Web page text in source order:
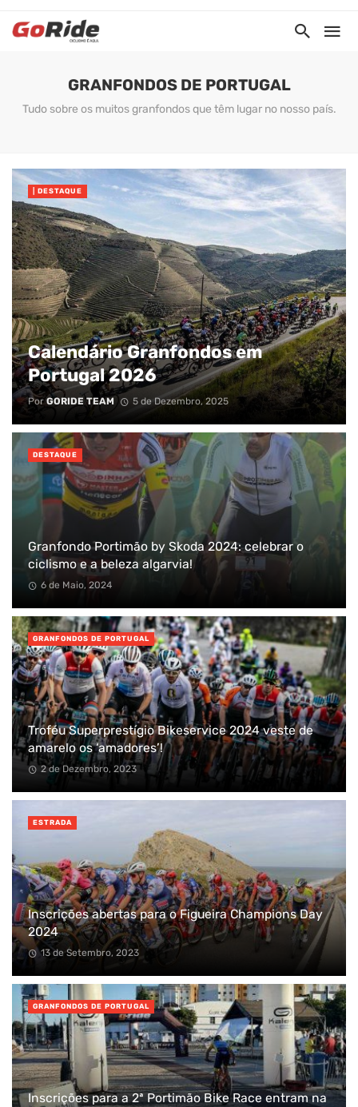
GRANFONDOS DE PORTUGAL
Tudo sobre os muitos granfondos que têm lugar no nosso país.
Calendário Granfondos em
Portugal 2026
PorGORIDE TEAM 5 de Dezembro, 2025
| DESTAQUE
Granfondo Portimão by Skoda 2024: celebrar o
ciclismo e a beleza algarvia!
6 de Maio, 2024
DESTAQUE
Troféu Superprestígio Bikeservice 2024 veste de
amarelo os ‘amadores’!
2 de Dezembro, 2023
GRANFONDOS DE PORTUGAL
Inscrições abertas para o Figueira Champions Day
2024
13 de Setembro, 2023
ESTRADA
Inscrições para a 2ª Portimão Bike Race entram na
GRANFONDOS DE PORTUGAL